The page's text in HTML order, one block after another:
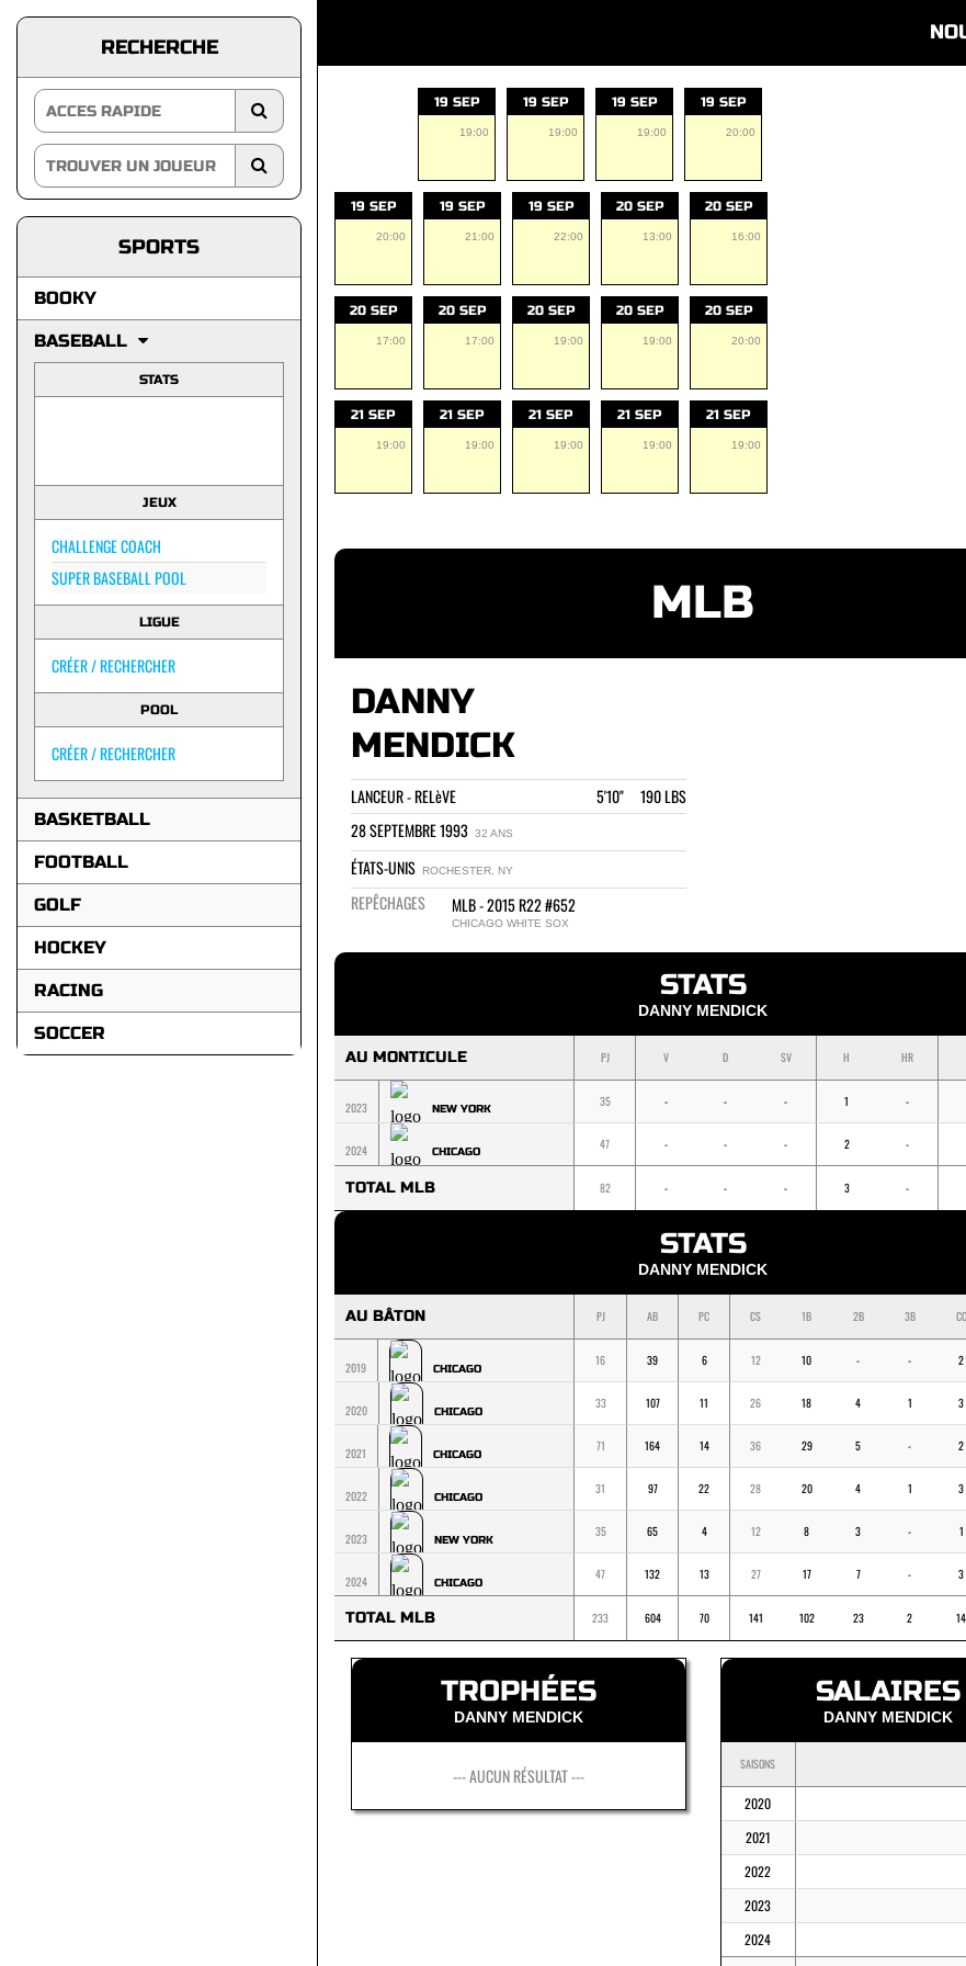
RECHERCHE
SPORTS
BOOKY
BASEBALL
STATS
JEUX
CHALLENGE COACH
SUPER BASEBALL POOL
LIGUE
CRÉER / RECHERCHER
POOL
CRÉER / RECHERCHER
BASKETBALL
FOOTBALL
GOLF
HOCKEY
RACING
SOCCER
19 SEP
19:00
19 SEP
19:00
19 SEP
19:00
19 SEP
20:00
19 SEP
20:00
19 SEP
21:00
19 SEP
22:00
20 SEP
13:00
20 SEP
16:00
20 SEP
17:00
20 SEP
17:00
20 SEP
19:00
20 SEP
19:00
20 SEP
20:00
21 SEP
19:00
21 SEP
19:00
21 SEP
19:00
21 SEP
19:00
21 SEP
19:00
MLB
DANNY
MENDICK
LANCEUR - RELèVE
5'10" 190 LBS
28 SEPTEMBRE 1993 32 ANS
ÉTATS-UNIS ROCHESTER, NY
REPÊCHAGES MLB - 2015 R22 #652
CHICAGO WHITE SOX
STATS
DANNY MENDICK
AU MONTICULE PJ V D SV H HR
2023 NEW YORK 35 - - - 1 -
2024 CHICAGO 47 - - - 2 -
TOTAL MLB 82 - - - 3 -
STATS
DANNY MENDICK
AU BÂTON PJ AB PC CS 1B 2B 3B CC
2019 CHICAGO
16 39 6 12 10 - - 2
2020 CHICAGO
33 107 11 26 18 4 1 3
2021 CHICAGO
71 164 14 36 29 5 - 2
2022 CHICAGO
31 97 22 28 20 4 1 3
2023 NEW YORK
35 65 4 12 8 3 - 1
2024 CHICAGO
47 132 13 27 17 7 - 3
TOTAL MLB 233 604 70 141 102 23 2 14
TROPHÉES
DANNY MENDICK
--- AUCUN RÉSULTAT ---
SALAIRES
DANNY MENDICK
SAISONS
2020
2021
2022
2023
2024